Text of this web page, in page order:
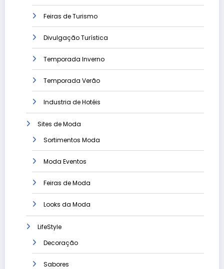
Feiras de Turismo
Divulgação Turística
Temporada Inverno
Temporada Verão
Industria de Hotéis
Sites de Moda
Sortimentos Moda
Moda Eventos
Feiras de Moda
Looks da Moda
LifeStyle
Decoração
Sabores